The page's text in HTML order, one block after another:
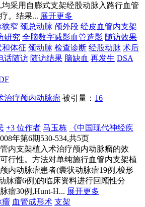
采用自膨式支架经股动脉入路行血管
。结果... 展开更多
狭窄 颈总动脉 颅外段 经皮血管内支架
研究 全脑数字减影血管造影 随访效果
和体征 颈动脉 检查诊断 经股动脉 术后
话随访 随访结果 脑缺血 再发生 DSA
治疗颅内动脉瘤 被引量： 16
+3 位作者 马玉栋
《中国现代神经疾
年第6期530-534,共5页
内支架植入术治疗颅内动脉瘤的效
行性。方法对单纯施行血管内支架植
内动脉瘤患者(囊状动脉瘤19例,梭形
脉瘤6例)的临床资料进行回顾性分
瘤30例,Hunt-H... 展开更多
瘤 血管成形术 支架